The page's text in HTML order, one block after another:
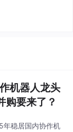
机器人龙头
购要来了？
年稳居国内协作机